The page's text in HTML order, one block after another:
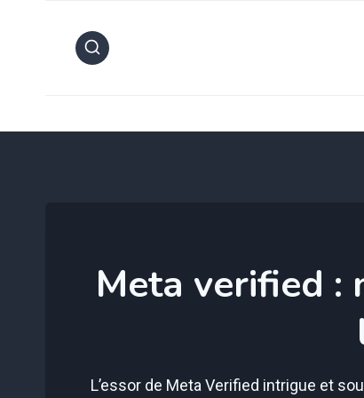
Meta verified :
L’essor de Meta Verified intrigue et